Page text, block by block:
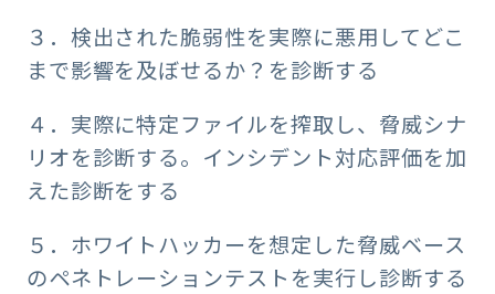
３．検出された脆弱性を実際に悪用してどこ
まで影響を及ぼせるか？を診断する
４．実際に特定ファイルを搾取し、脅威シナ
リオを診断する。インシデント対応評価を加
えた診断をする
５．ホワイトハッカーを想定した脅威ベース
のペネトレーションテストを実行し診断する